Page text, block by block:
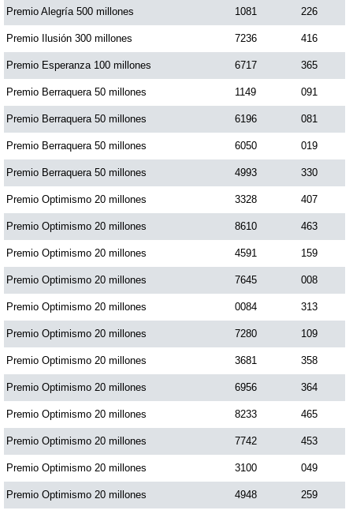
Premio Alegría 500 millones 1081 226
Premio Ilusión 300 millones 7236 416
Premio Esperanza 100 millones 6717 365
Premio Berraquera 50 millones 1149 091
Premio Berraquera 50 millones 6196 081
Premio Berraquera 50 millones 6050 019
Premio Berraquera 50 millones 4993 330
Premio Optimismo 20 millones 3328 407
Premio Optimismo 20 millones 8610 463
Premio Optimismo 20 millones 4591 159
Premio Optimismo 20 millones 7645 008
Premio Optimismo 20 millones 0084 313
Premio Optimismo 20 millones 7280 109
Premio Optimismo 20 millones 3681 358
Premio Optimismo 20 millones 6956 364
Premio Optimismo 20 millones 8233 465
Premio Optimismo 20 millones 7742 453
Premio Optimismo 20 millones 3100 049
Premio Optimismo 20 millones 4948 259